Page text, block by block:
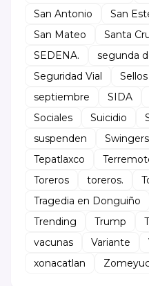
San Antonio
San
San Mateo
Santa
SEDENA.
segunda
Seguridad Vial
septiembre
SIDA
Sociales
Suicidio
suspenden
Swingers
Tepatlaxco
Toreros
toreros.
Tragedia en Donguiño
Trending
Trump
vacunas
Variante
xonacatlan